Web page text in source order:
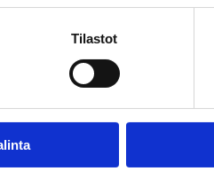
Tilastot
poimineet myyntiin
on Rakettitukku sinun